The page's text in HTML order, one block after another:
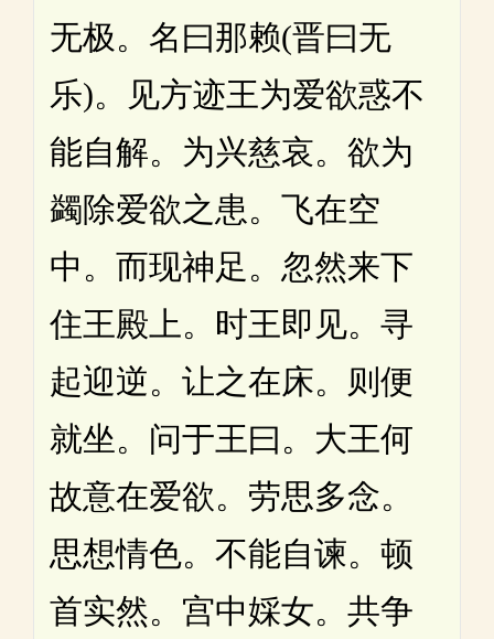
无极。名曰那赖(晋曰无
乐)。见方迹王为爱欲惑不
能自解。为兴慈哀。欲为
蠲除爱欲之患。飞在空
中。而现神足。忽然来下
住王殿上。时王即见。寻
起迎逆。让之在床。则便
就坐。问于王曰。大王何
故意在爱欲。劳思多念。
思想情色。不能自谏。顿
首实然。宫中婇女。共争